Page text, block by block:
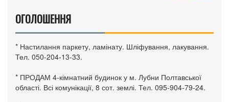
ОГОЛОШЕННЯ
* Настилання паркету, ламінату. Шліфування, лакування.
Тел. 050-204-13-33.
* ПРОДАМ 4-кімнатний будинок у м. Лубни Полтавської
області. Всі комунікації, 8 сот. землі. Тел. 095-904-79-24.